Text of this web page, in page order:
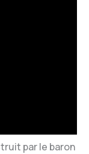
par le baron